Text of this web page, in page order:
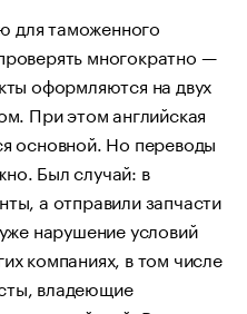
для таможенного
многократно —
оформляются на двух
При этом английская
основной. Но переводы
Был случай: в
а отправили запчасти
нарушение условий
компаниях, в том числе
владеющие